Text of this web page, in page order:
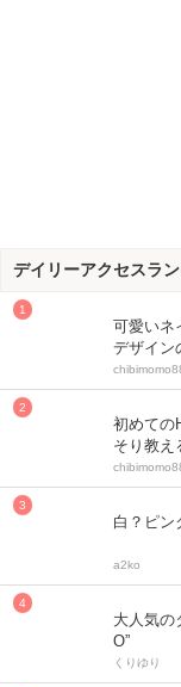
デイリーアクセスラ
可愛いネ
デザイン
初めての
そり教
白？ピン
a2ko
大人気
O”
くりゆり